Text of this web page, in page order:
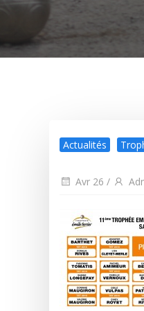
Actualités
Avr 26 /